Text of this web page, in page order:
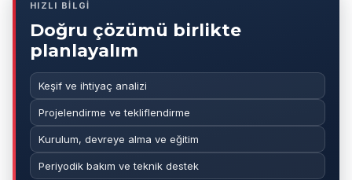
HIZLI BİLGİ
Doğru çözümü birlikte
planlayalım
Keşif ve ihtiyaç analizi
Projelendirme ve tekliflendirme
Kurulum, devreye alma ve eğitim
Periyodik bakım ve teknik destek